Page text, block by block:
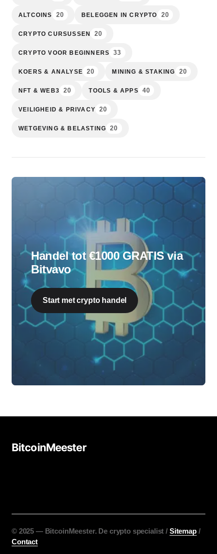
ALTCOINS 20 BELEGGEN IN CRYPTO 20
CRYPTO CURSUSSEN 20
CRYPTO VOOR BEGINNERS 33
KOERS & ANALYSE 20 MINING & STAKING 20
NFT & WEB3 20 TOOLS & APPS 40
VEILIGHEID & PRIVACY 20
WETGEVING & BELASTING 20
Handel tot €1000 GRATIS via
Bitvavo
Start met crypto handel
BitcoinMeester
©️ 2025 — BitcoinMeester. De crypto specialist / Sitemap/
Contact